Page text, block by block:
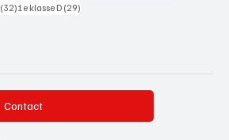
(32)32 posts
1e klasse D (29)
Contact